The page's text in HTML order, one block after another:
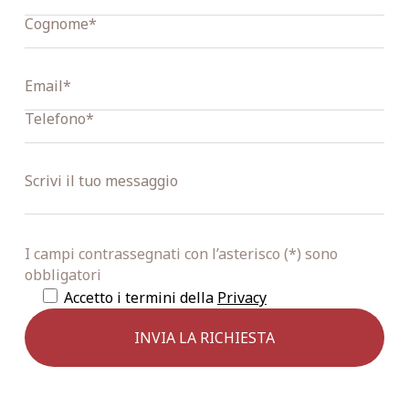
I campi contrassegnati con l’asterisco (*) sono
obbligatori
Accetto i termini della Privacy